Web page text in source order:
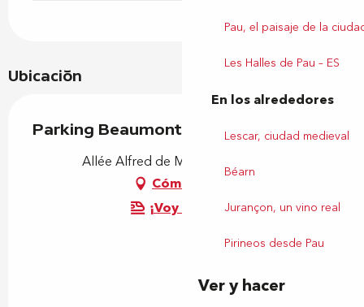
Pau, el paisaje de la
Les Halles de Pau – ES
En los alrededores
Lescar, ciudad medieval
Béarn
Jurançon, un vino real
Pirineos desde Pau
Ver y hacer
Ubicación
Parking Beaumont (souterrain)
Allée Alfred de Musset, 64000 Pau
Cómo llegar
¡Voy en tren!